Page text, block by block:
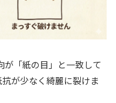
が「紙の目」と一致して
が少なく綺麗に裂けま